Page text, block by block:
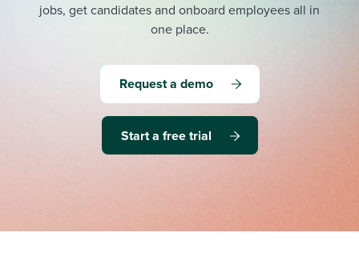
jobs, get candidates and onboard employees all in
one place.
Request a demo
Start a free trial